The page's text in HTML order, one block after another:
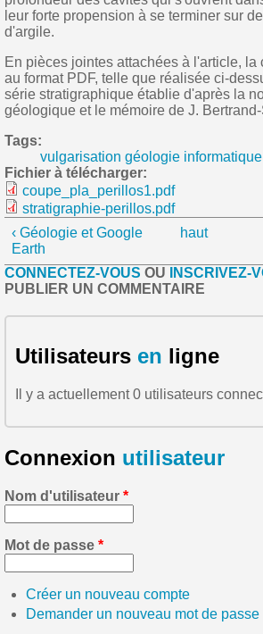
leur forte propension à se terminer sur
d'argile.
En pièces jointes attachées à l'article, la
au format PDF, telle que réalisée ci-
série stratigraphique établie d'après la
géologique et le mémoire de J.
Tags:
vulgarisation géologie informatique
Fichier à télécharger:
coupe_pla_perillos1.pdf
stratigraphie-perillos.pdf
‹ Géologie et Google
Earth
haut
CONNECTEZ-VOUS OU INSCRIVEZ-
PUBLIER UN COMMENTAIRE
Utilisateurs en ligne
Il y a actuellement 0 utilisateurs
Connexion utilisateur
Nom d'utilisateur *
Mot de passe *
Créer un nouveau compte
Demander un nouveau mot de passe